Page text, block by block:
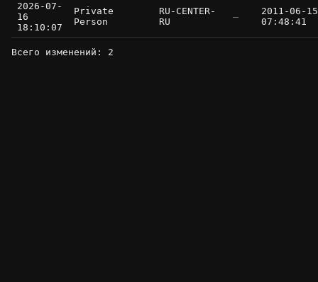
2026-07-
16
18:10:07
Private
Person
RU-CENTER-
RU
—
2011-06-15
07:48:41
Всего изменений: 2